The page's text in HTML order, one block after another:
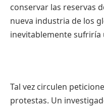
conservar las reservas
nueva industria de los
inevitablemente sufriría
Tal vez circulen
protestas. Un